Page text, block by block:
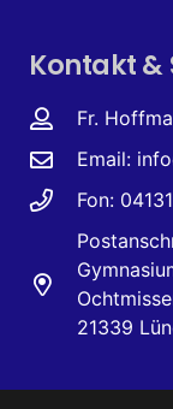
Kontakt
Fr.
Email:
Fon:
21339